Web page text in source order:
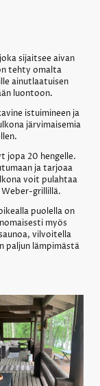
sijaitsee aivan
tehty omalta
ainutlaatuisen
luontoon.
istuimineen ja
järvimaisemia
jopa 20 hengelle.
ja tarjoaa
voit pulahtaa
grillillä.
puolella on
myös
vilvoitella
paljun lämpimästä